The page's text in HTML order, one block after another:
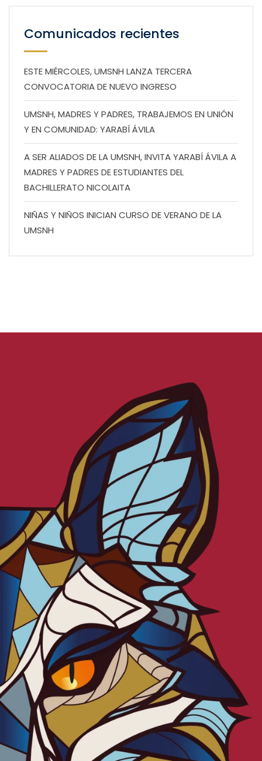
Comunicados recientes
ESTE MIÉRCOLES, UMSNH LANZA TERCERA
CONVOCATORIA DE NUEVO INGRESO
UMSNH, MADRES Y PADRES, TRABAJEMOS EN UNIÓN
Y EN COMUNIDAD: YARABÍ ÁVILA
A SER ALIADOS DE LA UMSNH, INVITA YARABÍ ÁVILA A
MADRES Y PADRES DE ESTUDIANTES DEL
BACHILLERATO NICOLAITA
NIÑAS Y NIÑOS INICIAN CURSO DE VERANO DE LA
UMSNH